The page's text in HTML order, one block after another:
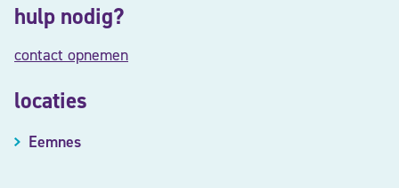
hulp nodig?
contact opnemen
locaties
Eemnes